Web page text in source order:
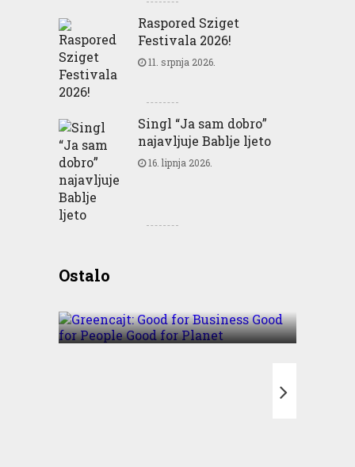
Raspored Sziget
Festivala 2026!
11. srpnja 2026.
Singl “Ja sam dobro”
najavljuje Bablje ljeto
16. lipnja 2026.
OstaloBusiness Good for People